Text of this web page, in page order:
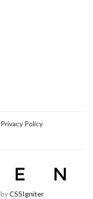
Privacy Policy
byCSSIgniter